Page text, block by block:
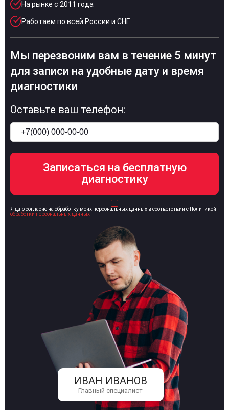
На рынке с 2011 года
Работаем по всей России и СНГ
ИВАН ИВАНОВ
Главный специалист
Мы перезвоним вам в течение 5 минут
для записи на удобные дату и время
диагностики
Оставьте ваш телефон:
Я даю согласие на обработку моих персональных данных в соответствии с Политикой
обработки персональных данных